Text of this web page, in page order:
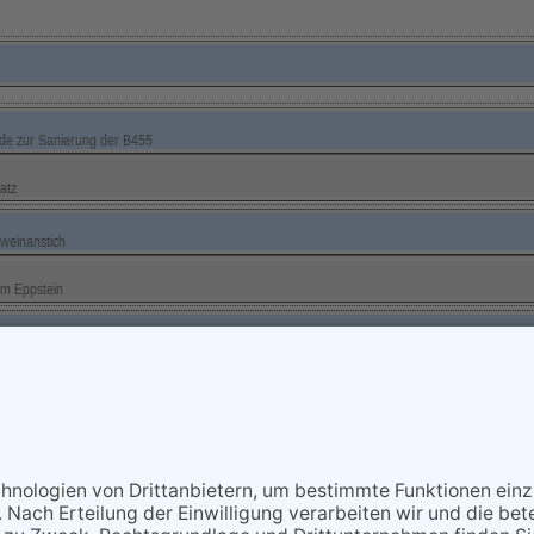
zur Sanierung der B455
Eppstein
Rechte vorbehalten - Eppsteiner Zeitung Druck- und Verlags-